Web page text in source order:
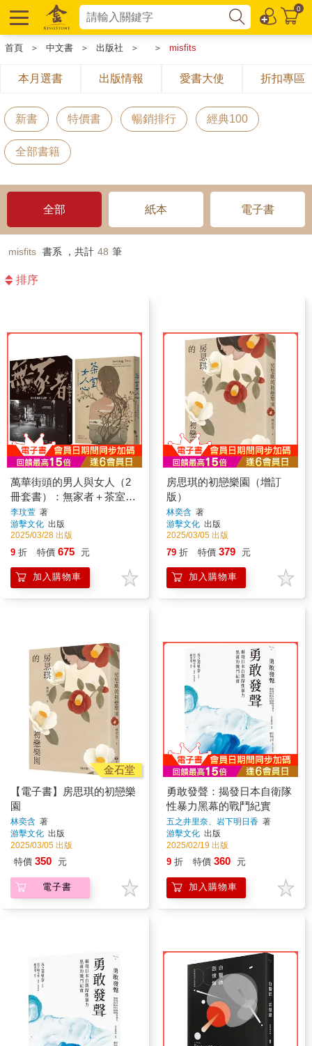
0
首頁 ＞ 中文書 ＞ 出版社 ＞ ＞ misfits
本月選書 出版情報 愛書大使 折扣專區
新書 特價書 暢銷排行 經典100
全部書籍
全部 紙本 電子書
misfits 書系 ，共計 48 筆
排序
萬華街頭的男人與女人（2
冊套書）：無家者＋茶室女
人心
李玟萱 著
游擊文化 出版
2025/03/28 出版
9 折 特價 675 元
加入購物車
房思琪的初戀樂園（增訂
版）
林奕含 著
游擊文化 出版
2025/03/05 出版
79 折 特價 379 元
加入購物車
金石堂
【電子書】房思琪的初戀樂
園
林奕含 著
游擊文化 出版
2025/03/05 出版
特價 350 元
電子書
勇敢發聲：揭發日本自衛隊
性暴力黑幕的戰鬥紀實
五之井里奈、岩下明日香 著
游擊文化 出版
2025/02/19 出版
9 折 特價 360 元
加入購物車